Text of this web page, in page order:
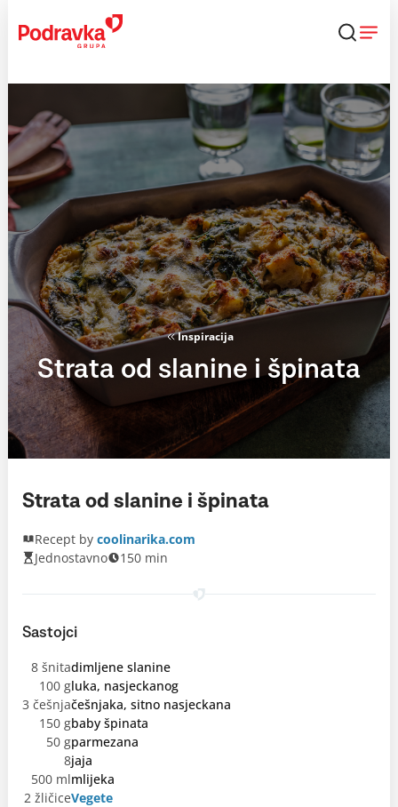
content
Inspiracija
Strata od slanine i špinata
Strata od slanine i špinata
Recept by coolinarika.com
Jednostavno
150 min
Sastojci
8 šnitadimljene slanine
100 gluka, nasjeckanog
3 češnjačešnjaka, sitno nasjeckana
150 gbaby špinata
50 gparmezana
8jaja
500 mlmlijeka
2 žličiceVegete